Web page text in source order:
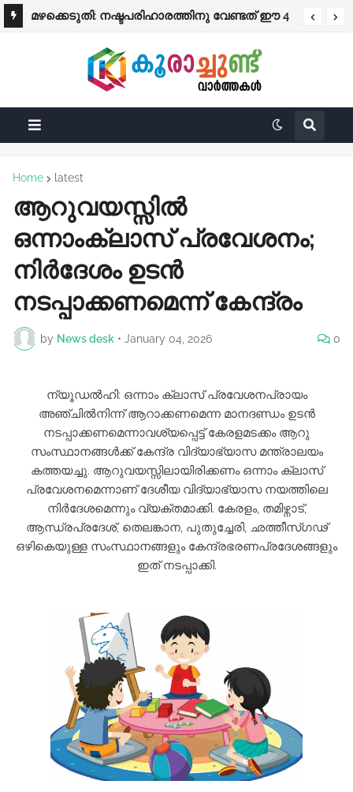
മഴക്കെടുതി: നഷ്ടപരിഹാരത്തിനു വേണ്ടത് ഈ 4
പ്രത്യേക ശ്രദ്ധക്ക്
Home latest
ആറുവയസ്സിൽ
ഒന്നാംക്ലാസ് പ്രവേശനം;
നിർദേശം ഉടൻ
നടപ്പാക്കണമെന്ന് കേന്ദ്രം
by News desk • January 04, 2026 0
ന്യൂഡൽഹി: ഒന്നാം ക്ലാസ് പ്രവേശനപ്രായം
അഞ്ചിൽനിന്ന് ആറാക്കണമെന്ന മാനദണ്ഡം ഉടൻ
നടപ്പാക്കണമെന്നാവശ്യപ്പെട്ട് കേരളമടക്കം ആറു
സംസ്ഥാനങ്ങൾക്ക് കേന്ദ്ര വിദ്യാഭ്യാസ മന്ത്രാലയം
കത്തയച്ചു. ആറുവയസ്സിലായിരിക്കണം ഒന്നാം ക്ലാസ്
പ്രവേശനമെന്നാണ് ദേശീയ വിദ്യാഭ്യാസ നയത്തിലെ
നിർദേശമെന്നും വ്യക്തമാക്കി. കേരളം, തമിഴ്നാട്,
ആന്ധ്രപ്രദേശ്, തെലങ്കാന, പുതുച്ചേരി, ഛത്തീസ്ഗഢ്
ഒഴികെയുള്ള സംസ്ഥാനങ്ങളും കേന്ദ്രഭരണപ്രദേശങ്ങളും
ഇത് നടപ്പാക്കി.